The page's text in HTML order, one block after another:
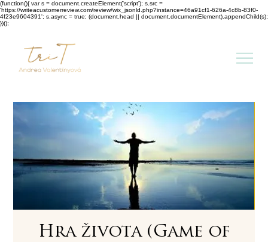
(function(){ var s = document.createElement('script'); s.src =
'https://writeacustomerreview.com/review/wix_jsonld.php?instance=46a91cf1-626a-4c8b-83f0-
4f23e9604391'; s.async = true; (document.head || document.documentElement).appendChild(s);
})();
Hra života (Game of